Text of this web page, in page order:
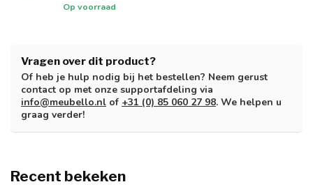
Op voorraad
Vragen over dit product?
Of heb je hulp nodig bij het bestellen? Neem gerust
contact op met onze supportafdeling via
info@meubello.nl of +31 (0) 85 060 27 98. We helpen u
graag verder!
Recent bekeken